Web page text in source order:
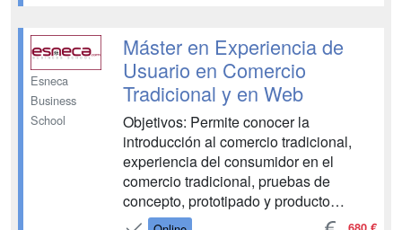
VENTAS E INTERMEDIACIÓN PARTE
2: ORGANIZACIÓN Y CONTROL DE
LA ACTIVIDAD COMERCIAL UNIDAD
DIDÁCTICA 1: ORGANIZACIÓN DEL ...
Esneca
Business
School
Máster en Experiencia de
Usuario en Comercio
Tradicional y en Web
Objetivos: Permite conocer la
introducción al comercio tradicional,
experiencia del consumidor en el
comercio tradicional, pruebas de
concepto, prototipado y producto
mínimo viable, estrategias de marketing